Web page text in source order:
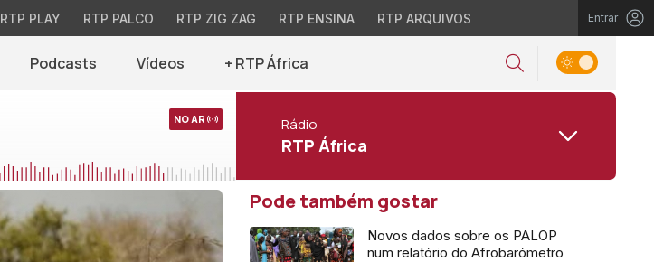
RTP PLAY RTP PALCO RTP ZIG ZAG RTP ENSINA RTP ARQUIVOS Entrar
Podcasts Vídeos + RTP África
NO AR Rádio
RTP África
Pode também gostar
Novos dados sobre os PALOP
num relatório do Afrobarómetro